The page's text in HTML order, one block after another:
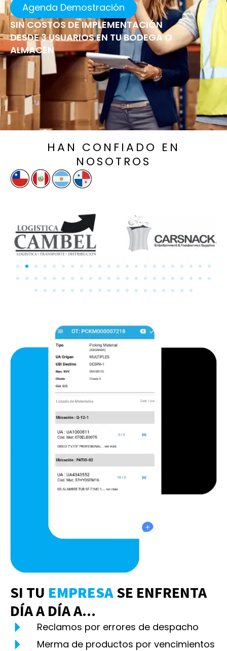
Agenda Demostración
SIN COSTOS DE IMPLEMENTACIÓN
DESDE 3 USUARIOS EN TU BODEGA O
ALMACÉN
HAN CONFIADO EN
NOSOTROS
SI TU EMPRESASE ENFRENTA
DÍA A DÍA A...
Reclamos por errores de despacho
Merma de productos por vencimientos